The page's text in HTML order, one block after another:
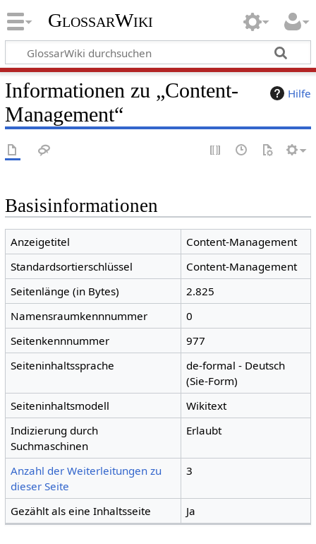
GlossarWiki
Hilfe
Informationen zu „Content-
Management“
Basisinformationen
Anzeigetitel
Content-Management
Standardsortierschlüssel
Content-Management
Seitenlänge (in Bytes)
2.825
Namensraumkennnummer
0
Seitenkennnummer
977
Seiteninhaltssprache
de-formal - Deutsch
(Sie-Form)
Seiteninhaltsmodell
Wikitext
Indizierung durch
Suchmaschinen
Erlaubt
Anzahl der Weiterleitungen zu
dieser Seite
3
Gezählt als eine Inhaltsseite Ja